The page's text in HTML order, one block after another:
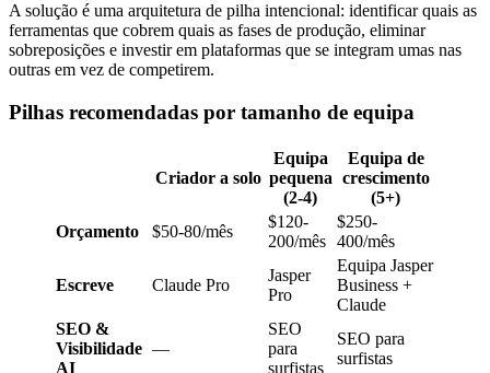
A solução é uma arquitetura de pilha intencional: identificar quais as
ferramentas que cobrem quais as fases de produção, eliminar
sobreposições e investir em plataformas que se integram umas nas
outras em vez de competirem.
Pilhas recomendadas por tamanho de equipa
Criador a solo
Equipa
pequena
(2-4)
Equipa de
crescimento
(5+)
Orçamento
$50-80/mês
$120-
200/mês
$250-
400/mês
Escreve Claude Pro
Jasper
Pro
Equipa Jasper
Business +
Claude
SEO &
Visibilidade
AI
—
SEO
para
surfistas
SEO para
surfistas